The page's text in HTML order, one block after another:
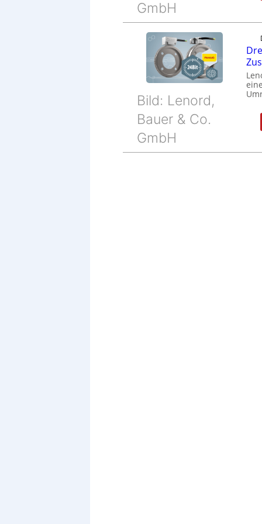
GmbH
Bild: Lenord,
Bauer & Co.
GmbH